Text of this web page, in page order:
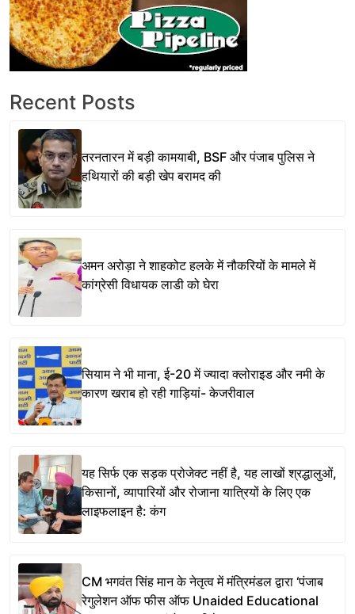
Recent Posts
तरनतारन में बड़ी कामयाबी, BSF और पंजाब पुलिस ने
हथियारों की बड़ी खेप बरामद की
अमन अरोड़ा ने शाहकोट हलके में नौकरियों के मामले में
कांग्रेसी विधायक लाडी को घेरा
सियाम ने भी माना, ई-20 में ज्यादा क्लोराइड और नमी के
कारण खराब हो रही गाड़ियां- केजरीवाल
यह सिर्फ एक सड़क प्रोजेक्ट नहीं है, यह लाखों श्रद्धालुओं,
किसानों, व्यापारियों और रोजाना यात्रियों के लिए एक
लाइफलाइन है: कंग
CM भगवंत सिंह मान के नेतृत्व में मंत्रिमंडल द्वारा ‘पंजाब
रेगुलेशन ऑफ फीस ऑफ Unaided Educational